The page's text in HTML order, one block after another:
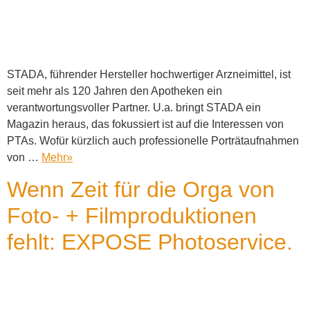
STADA, führender Hersteller hochwertiger Arzneimittel, ist
seit mehr als 120 Jahren den Apotheken ein
verantwortungsvoller Partner. U.a. bringt STADA ein
Magazin heraus, das fokussiert ist auf die Interessen von
PTAs. Wofür kürzlich auch professionelle Porträtaufnahmen
von … Mehr»
Wenn Zeit für die Orga von
Foto- + Filmproduktionen
fehlt: EXPOSE Photoservice.